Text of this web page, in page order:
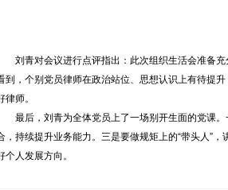
刘青对会议进行点评指出：此次组织生活会准备
到，个别党员律师在政治站位、思想认识上有待提
律师。
最后，刘青为全体党员上了一场别开生面的党课
，持续提升业务能力。三是要做规矩上的“带头人”
个人发展方向。